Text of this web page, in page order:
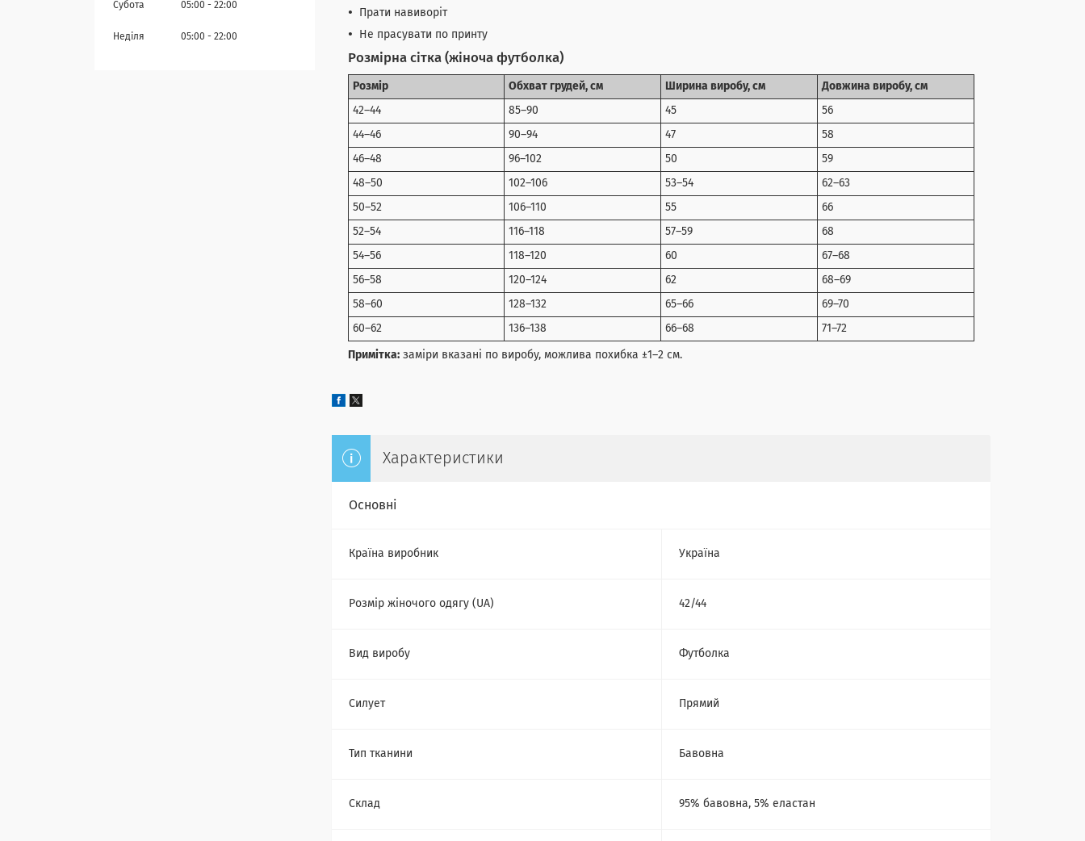
Прати навиворіт
Не прасувати по принту
Розмірна сітка (жіноча футболка)
Розмір Обхват грудей, см Ширина виробу, см Довжина виробу, см
42–44 85–90 45 56
44–46 90–94 47 58
46–48 96–102 50 59
48–50 102–106 53–54 62–63
50–52 106–110 55 66
52–54 116–118 57–59 68
54–56 118–120 60 67–68
56–58 120–124 62 68–69
58–60 128–132 65–66 69–70
60–62 136–138 66–68 71–72
Примітка: заміри вказані по виробу, можлива похибка ±1–2 см.
Характеристики
Основні
Країна виробник Україна
Розмір жіночого одягу (UA) 42/44
Вид виробу Футболка
Силует Прямий
Тип тканини Бавовна
Склад 95% бавовна, 5% еластан
Субота 05:00 22:00
Неділя 05:00 22:00